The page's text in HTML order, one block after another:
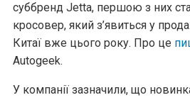
суббренд Jetta, першою з них
кросовер, який з’явиться у
Китаї вже цього року. Про це
Аutogeek.
У компанії зазначили, що